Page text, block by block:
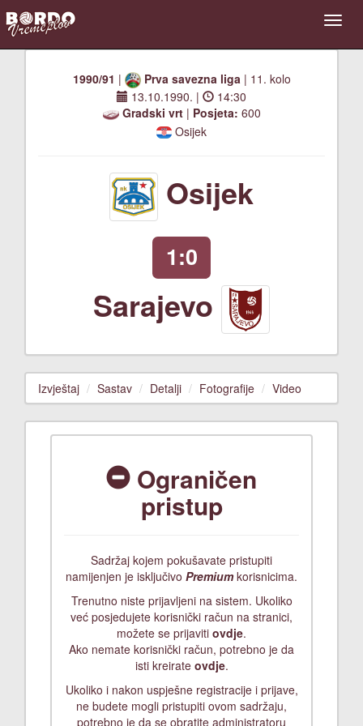
1990/91 | Prva savezna liga| 11. kolo
13.10.1990. |
14:30
Gradski vrt| Posjeta: 600
Osijek
Osijek
1:0
Sarajevo
Izvještaj Sastav Detalji Fotografije Video
Ograničen
pristup
Sadržaj kojem pokušavate pristupiti
namijenjen je isključivo Premiumkorisnicima.
Trenutno niste prijavljeni na sistem. Ukoliko
već posjedujete korisnički račun na stranici,
možete se prijaviti ovdje.
Ako nemate korisnički račun, potrebno je da
isti kreirate ovdje.
Ukoliko i nakon uspješne registracije i prijave,
ne budete mogli pristupiti ovom sadržaju,
potrebno je da se obratite administratoru